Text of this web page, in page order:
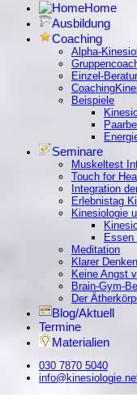
Home
Ausbildung
Coaching
Alpha-
Einzel-
Beispiele
Seminare
Muskeltest
Touch for
Integration
Erlebnistag
Kinesiologie
Essen
Meditation
Klarer
Keine Angst
Brain-Gym-
Der
Blog/Aktuell
Termine
Materialien
030 7870 5040